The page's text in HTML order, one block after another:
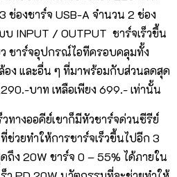
ช่องชาร์จ USB-A จำนวน 2 ช่อง
บ INPUT / OUTPUT ชาร์จเร็วขึ้น
ว ชาร์จอุปกรณ์ไอทีครอบคลุมทั้ง
อง และอื่น ๆ​ ที่มาพร้อมกับส่วนลดสุด
บาท เหลือเพียง 699.- เท่านั้น
ทางออคีย์เขาก็มีหัวชาร์จด่วนซีรีย์
ช่วยทำให้การชาร์จเร็วขึ้นไปอีก 3
ดถึง 20W ​ชาร์จ 0 – 55% ได้ภายใน